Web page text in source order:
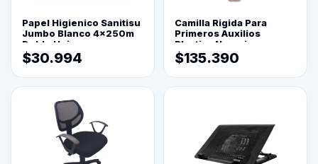
Papel Higienico Sanitisu
Jumbo Blanco 4x250m
Doble Hoja
$30.994
Camilla Rigida Para
Primeros Auxilios
Plastica Naranja
$135.390